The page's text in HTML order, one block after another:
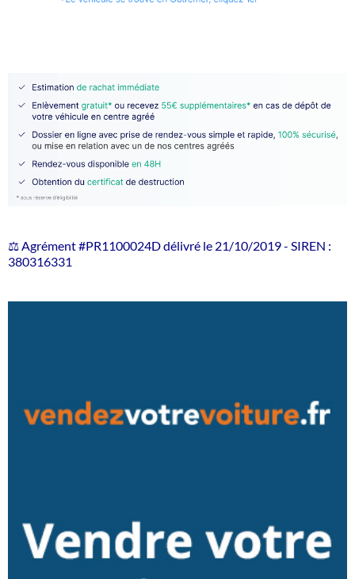
⚖️ Agrément #PR1100024D délivré le 21/10/2019 - SIREN :
380316331